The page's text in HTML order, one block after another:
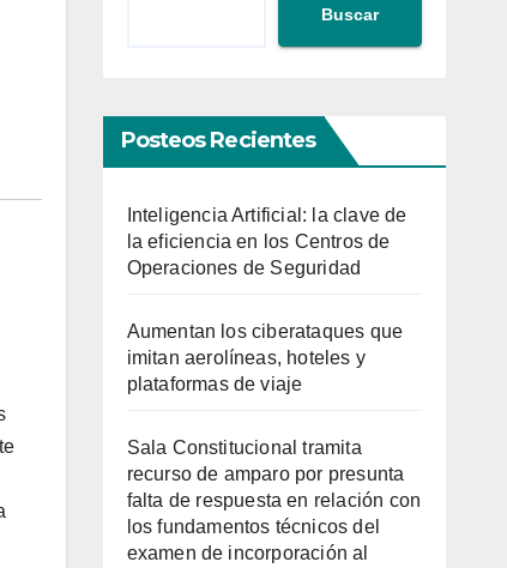
Buscar
Posteos Recientes
Inteligencia Artificial: la clave de
la eficiencia en los Centros de
Operaciones de Seguridad
Aumentan los ciberataques que
imitan aerolíneas, hoteles y
plataformas de viaje
Sala Constitucional tramita
recurso de amparo por presunta
falta de respuesta en relación con
los fundamentos técnicos del
examen de incorporación al